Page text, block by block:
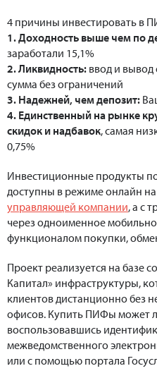
4 причины инвестировать в
1. Доходность выше чем по
заработали 15,1%
2. Ликвидность: ввод и вывод
сумма без ограничений
3. Надежней, чем депозит:
4. Единственный на рынке
скидок и надбавок, самая
0,75%
Инвестиционные продукты
доступны в режиме онлайн на
управляющей компании, а с
через одноименное
функционалом покупки,
Проект реализуется на базе
Капитал» инфраструктуры,
клиентов дистанционно без
офисов. Купить ПИФы может
воспользовавшись
межведомственного
или с помощью портала